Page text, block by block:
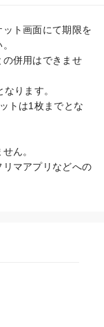
ット画面にて期限を
の併用はできませ
ります。
トは1枚までとな
ん。
リマアプリなどへの